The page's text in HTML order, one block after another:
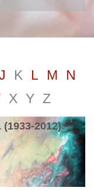
K L M
N
X Y Z
(1933-2012)